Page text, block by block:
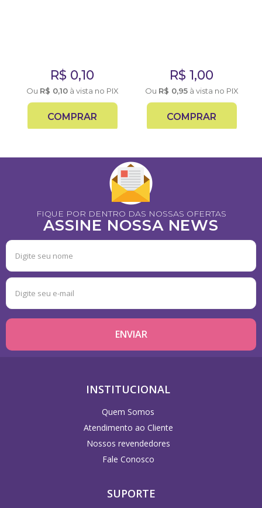
R$ 0,10
Ou R$ 0,10à vista no PIX
COMPRAR
R$1,00
Ou R$ 0,95à vista no PIX
COMPRAR
FIQUE POR DENTRO DAS NOSSAS OFERTAS
ASSINE NOSSA NEWS
INSTITUCIONAL
Quem Somos
Atendimento ao Cliente
Nossos revendedores
Fale Conosco
SUPORTE